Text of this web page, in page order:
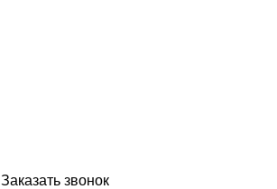
Заказать звонок